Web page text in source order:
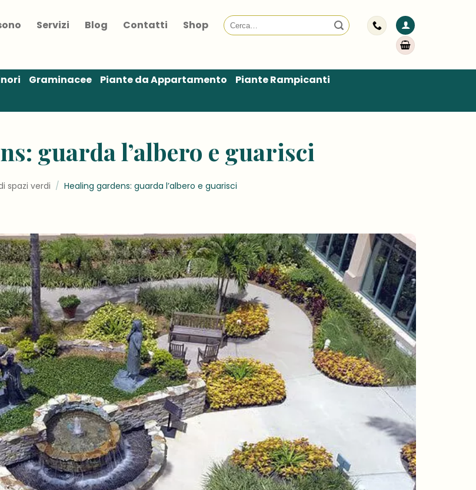
Servizi Blog Contatti Shop Cerca:
Graminacee Piante da Appartamento
Piante Rampicanti
guarda l’albero e guarisci
spazi verdi / Healing gardens: guarda l’albero e guarisci